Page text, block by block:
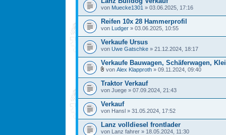
von Muecke1301 » 03.06.2025, 17:16
Reifen 10x 28 Hammerprofil
von Ludger » 03.06.2025, 10:55
Verkaufe Ursus
von Uwe Gatschke » 21.12.2024, 18:17
Verkaufe Bauwagen, Schäferwagen,
von Alex Klapproth » 09.11.2024, 09:40
Traktor Verkauf
von Juege » 07.09.2024, 21:43
Verkauf
von Hansl » 31.05.2024, 17:52
Lanz volldiesel frontlader
von Lanz fahrer » 18.05.2024, 11:30